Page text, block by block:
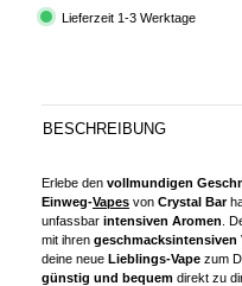
Lieferzeit 1-3 Werktage
BESCHREIBUNG
Erlebe den vollmundigen
Einweg-Vapes von Crystal Bar
unfassbar intensiven Aromen .
mit ihren geschmacksintensiven
deine neue Lieblings-Vape zum
günstig und bequem direkt zu